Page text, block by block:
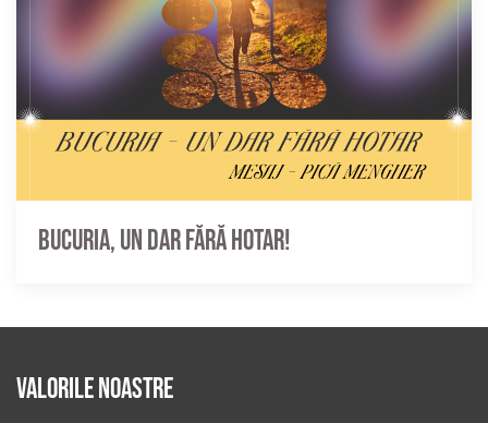
Bucuria, un dar fără hotar!
Valorile noastre